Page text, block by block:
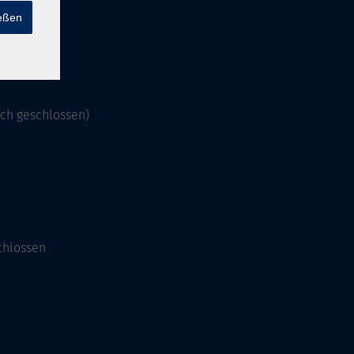
geschlossen)